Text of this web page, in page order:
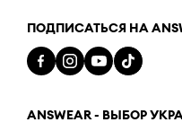
ПОДПИСАТЬСЯ НА
ANSWEAR - ВЫБОР